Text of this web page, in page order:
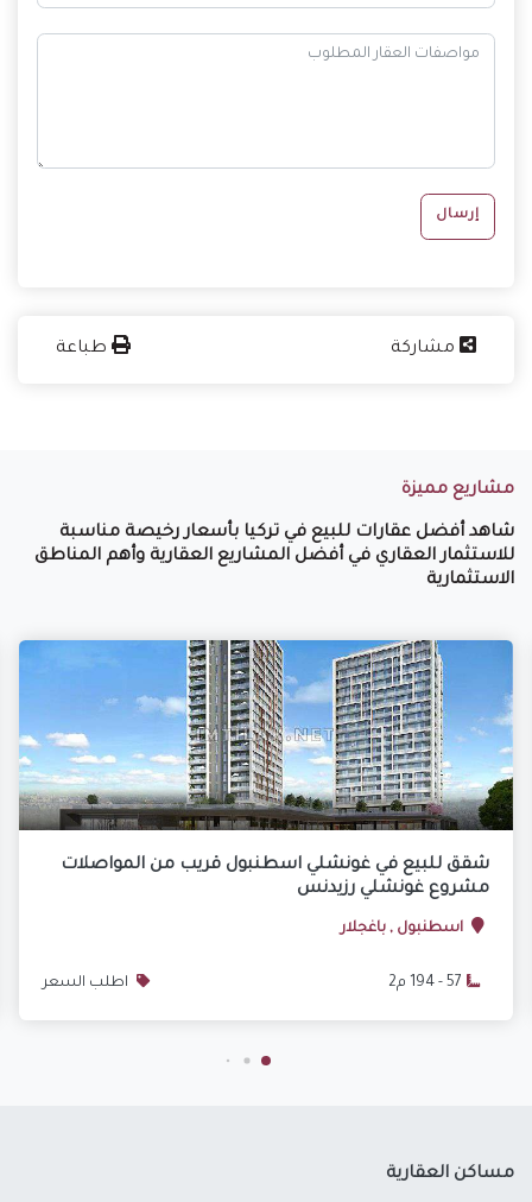
إرسال
مشاركة طباعة
مشاريع مميزة
شاهد أفضل عقارات للبيع في تركيا بأسعار رخيصة مناسبة
للاستثمار العقاري في أفضل المشاريع العقارية وأهم المناطق
الاستثمارية
شقق للبيع في غونشلي اسطنبول قريب من المواصلات
مشروع غونشلي رزيدنس
اسطنبول , باغجلار
57 - 194 م2 اطلب السعر
مساكن العقارية